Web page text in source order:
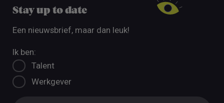
Stay up to date
Een nieuwsbrief, maar dan leuk!
Ik ben:
Talent
Werkgever